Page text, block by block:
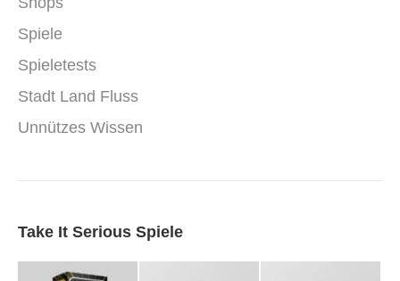
Spiele
Spieletests
Stadt Land Fluss
Unnützes Wissen
Take It Serious Spiele